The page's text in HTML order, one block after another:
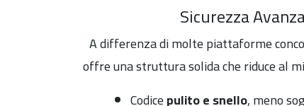
Sicurezza
A differenza di molte piattaforme
offre una struttura solida che riduce al
Codicepulito e snello, meno